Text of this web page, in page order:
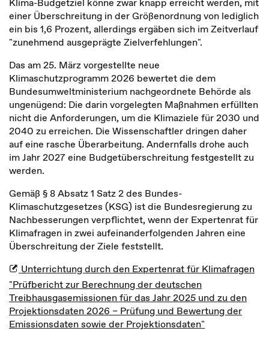
einer Überschreitung in der Größenordnung von lediglich
ein bis 1,6 Prozent, allerdings ergäben sich im Zeitverlauf
"zunehmend ausgeprägte Zielverfehlungen".
Das am 25. März vorgestellte neue
Klimaschutzprogramm 2026 bewertet die dem
Bundesumweltministerium nachgeordnete Behörde als
ungenügend: Die darin vorgelegten Maßnahmen erfüllten
nicht die Anforderungen, um die Klimaziele für 2030 und
2040 zu erreichen. Die Wissenschaftler dringen daher
auf eine rasche Überarbeitung. Andernfalls drohe auch
im Jahr 2027 eine Budgetüberschreitung festgestellt zu
werden.
Gemäß § 8 Absatz 1 Satz 2 des Bundes-
Klimaschutzgesetzes (KSG) ist die Bundesregierung zu
Nachbesserungen verpflichtet, wenn der Expertenrat für
Klimafragen in zwei aufeinanderfolgenden Jahren eine
Überschreitung der Ziele feststellt.
Unterrichtung durch den Expertenrat für Klimafragen
"Prüfbericht zur Berechnung der deutschen
Treibhausgasemissionen für das Jahr 2025 und zu den
Projektionsdaten 2026 – Prüfung und Bewertung der
Emissionsdaten sowie der Projektionsdaten"